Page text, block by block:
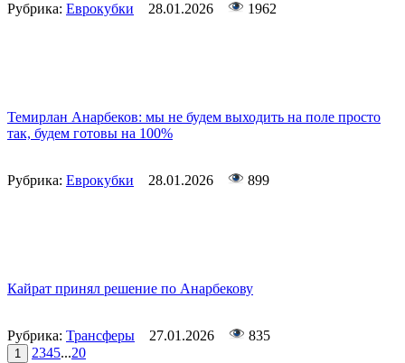
Рубрика: Еврокубки 28.01.2026 1962
Темирлан Анарбеков: мы не будем выходить на поле просто
так, будем готовы на 100%
Рубрика: Еврокубки 28.01.2026 899
Кайрат принял решение по Анарбекову
Рубрика: Трансферы 27.01.2026 835
1 2345...20